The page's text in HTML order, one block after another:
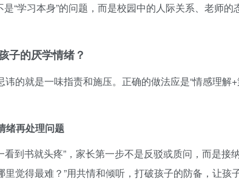
“学习本身”的问题，而是校园中的人际关系、老师
子的厌学情绪？
的就是一味指责和施压。正确的做法应是“情感理解
绪再处理问题
看到书就头疼”，家长第一步不是反驳或质问，而是接
觉得最难？”用共情和倾听，打破孩子的防备，让孩